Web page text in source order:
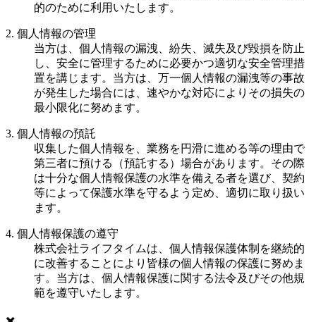
的のために利用いたします。
2. 個人情報の管理
当方は、個人情報の漏洩、紛失、滅失及び毀損を防止
し、安全に管理するために必要かつ適切な安全管理措
置を講じます。当方は、万一個人情報の漏洩等の事故
が発生した場合には、速やかな対応によりその損失の
最小限化に努めます。
3. 個人情報の預託
収集した個人情報を、業務を円滑に進める等の理由で
第三者に預ける（預託する）場合があります。その際
は十分な個人情報保護の水準を備える者を選び、契約
等によって保護水準を守るよう定め、適切に取り扱い
ます。
4. 個人情報保護の遵守
株式会社ライフタイムは、個人情報保護体制を継続的
に改善することにより皆様の個人情報の保護に努めま
す。当方は、個人情報保護に関する法令及びその他規
範を遵守いたします。